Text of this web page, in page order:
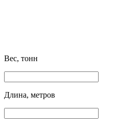
Вес, тонн
Длина, метров